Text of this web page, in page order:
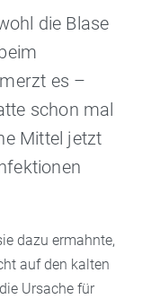
die Blase
es –
schon mal
Mittel jetzt
dazu ermahnte,
auf den kalten
Ursache für